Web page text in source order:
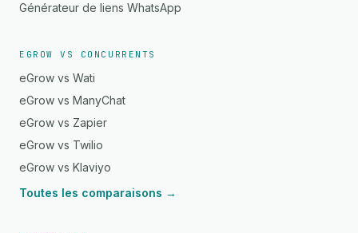
Générateur de liens WhatsApp
EGROW VS CONCURRENTS
eGrow vs Wati
eGrow vs ManyChat
eGrow vs Zapier
eGrow vs Twilio
eGrow vs Klaviyo
Toutes les comparaisons →